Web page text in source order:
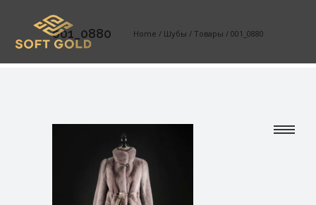
001_0880 Home / Шубы / Товары / 001_0880